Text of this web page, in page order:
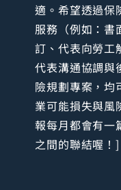
適。希望透過保
服務（例如：書
訂、代表向勞工
代表溝通協調與
險規劃專案，均
業可能損失與風
報每月都會有一
之間的聯結喔！]